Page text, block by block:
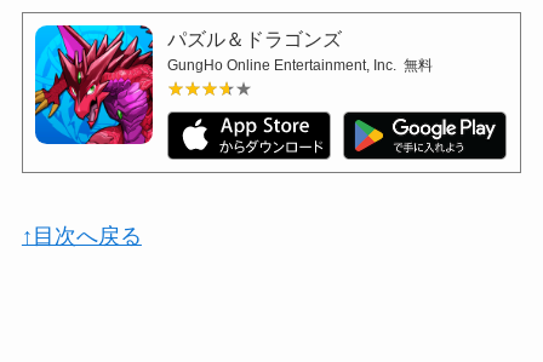
パズル＆ドラゴンズ
GungHo Online Entertainment, Inc. 無料
★★★★★
★★★★★
↑目次へ戻る